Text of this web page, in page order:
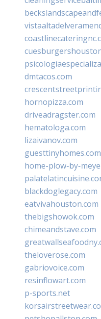
dmtacos.com
hornopizza.com
driveadragster.com
hematologa.com
lizaivanov.com
guesttinyhomes.com
home-plow-by-
blackdoglegacy.com
eatvivahouston.com
thebigshowok.com
chimeandstave.com
theloverose.com
gabriovoice.com
resinflowart.com
p-sports.net